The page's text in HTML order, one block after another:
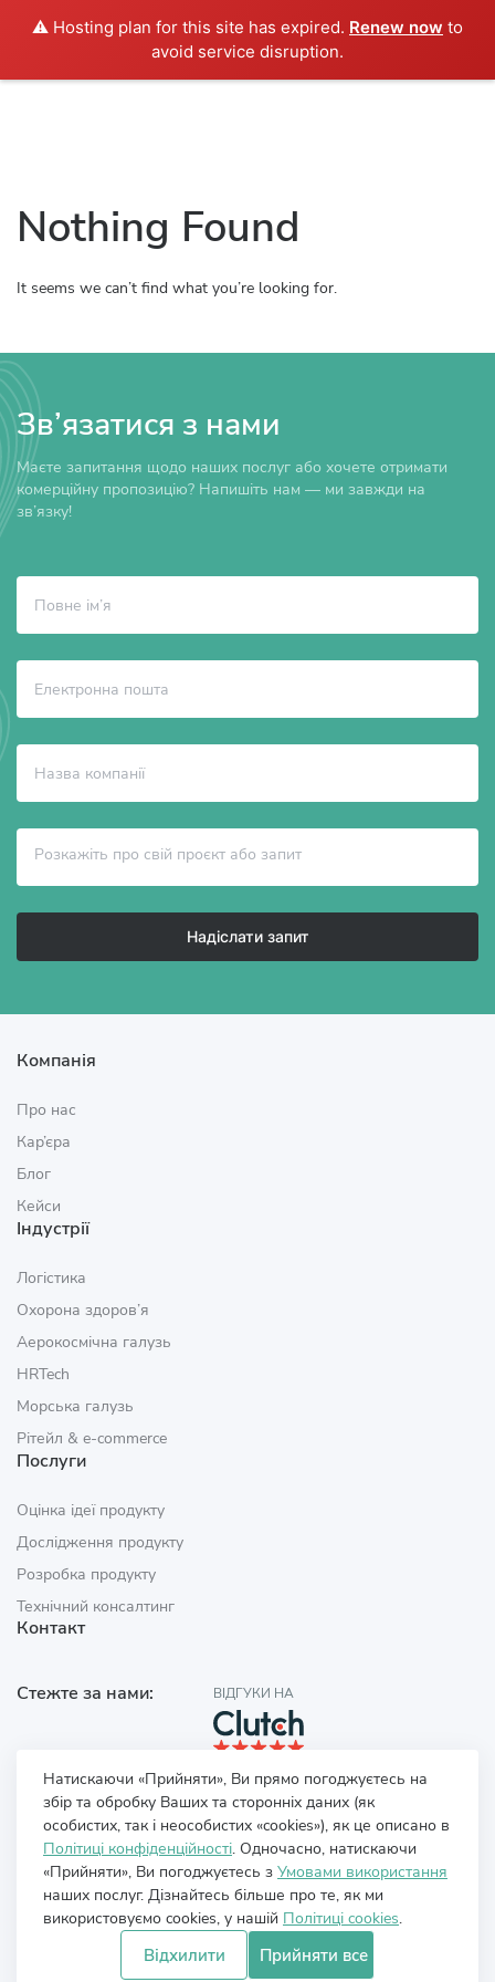
⚠️ Hosting plan for this site has expired. Renew now to
avoid service disruption.
Натискаючи «Прийняти», Ви прямо погоджуєтесь на
збір та обробку Ваших та сторонніх даних (як
особистих, так і неособистих «cookies»), як це описано в
Політиці конфіденційності. Одночасно, натискаючи
«Прийняти», Ви погоджуєтесь з Умовами використання
наших послуг. Дізнайтесь більше про те, як ми
використовуємо cookies, у нашій Політиці cookies.
Прийняти все
Відхилити
Укр
Nothing Found
It seems we can’t find what you’re looking for.
Зв’язатися з нами
Маєте запитання щодо наших послуг або хочете отримати
комерційну пропозицію? Напишіть нам — ми завжди на
зв’язку!
Надіслати запит
Компанія
Про нас
Кар’єра
Блог
Кейси
Індустрії
Логістика
Охорона здоров’я
Аерокосмічна галузь
HRTech
Морська галузь
Рітейл & e‑commerce
Послуги
Оцінка ідеї продукту
Дослідження продукту
Розробка продукту
Технічний консалтинг
Контакт
Стежте за нами: ВІДГУКИ НА
Політика конфіденційності Умови використання